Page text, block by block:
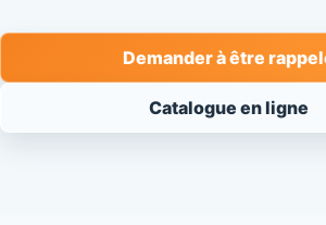
Demander à être
Catalogue en ligne